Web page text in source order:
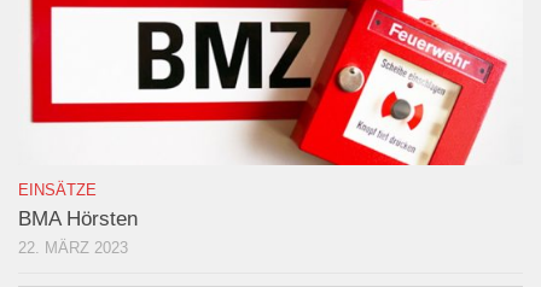
EINSÄTZE
BMA Hörsten
22. MÄRZ 2023